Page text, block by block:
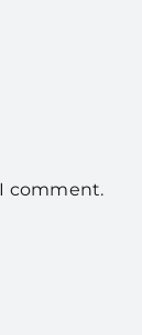
comment.